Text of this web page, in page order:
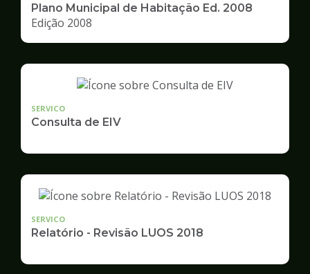
Plano Municipal de Habitação Ed. 2008
Edição 2008
SERVICO
Consulta de EIV
SERVICO
Relatório - Revisão LUOS 2018